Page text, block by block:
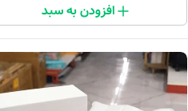
افزودن به سبد